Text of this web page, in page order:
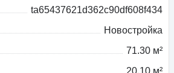
ta65437621d362c90df608f434
Новостройка
71.30 м²
20.10 м²